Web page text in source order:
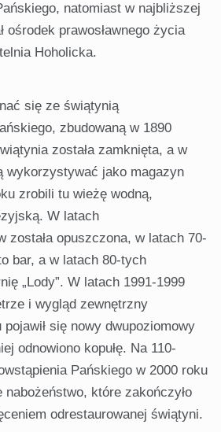
natomiast w najbliższej
ośrodek prawosławnego życia
Hoholicka.
się ze świątynią
zbudowaną w 1890
została zamknięta, a w
wykorzystywać jako magazyn
zrobili tu wieżę wodną,
W latach
została opuszczona, w latach 70-
bar, a w latach 80-tych
„Lody”. W latach 1991-1999
i wygląd zewnętrzny
się nowy dwupoziomowy
odnowiono kopułę. Na 110-
Pańskiego w 2000 roku
nabożeństwo, które zakończyło
odrestaurowanej świątyni.